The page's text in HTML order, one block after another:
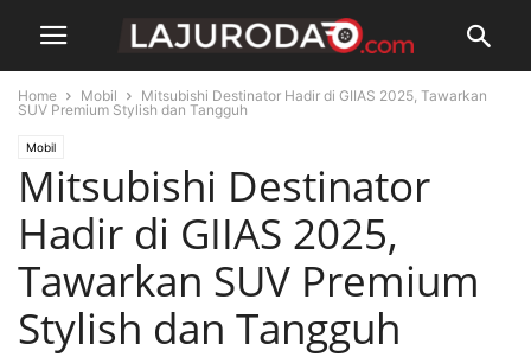
Home Mobil
Mitsubishi Destinator Hadir di GIIAS 2025, Tawarkan
SUV Premium Stylish dan Tangguh
Mobil
Mitsubishi Destinator
Hadir di GIIAS 2025,
Tawarkan SUV Premium
Stylish dan Tangguh